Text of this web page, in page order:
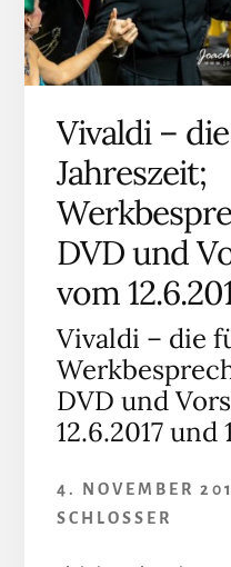
Vivaldi –
Jahreszeit;
DVD und
vom
Vivaldi – die
DVD und
12.6.2017 und
4. NOVEMBER
SCHLOSSER